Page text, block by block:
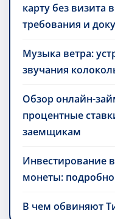
карту без визита
требования и
Музыка ветра:
звучания
Обзор онлайн-
процентные
заемщикам
Инвестирование
монеты:
В чем обвиняют